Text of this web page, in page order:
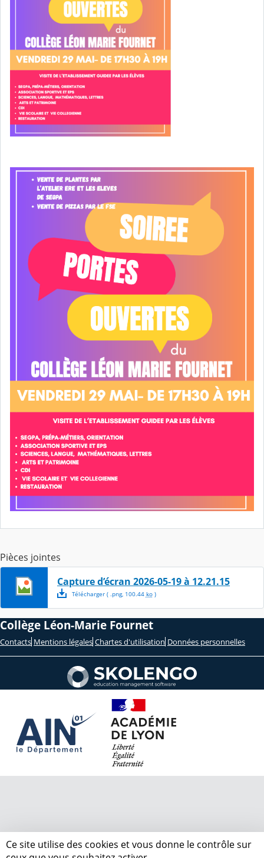
Pièces jointes
Capture d’écran 2026-05-19 à 12.21.15
Télécharger( .png, 100.44 ko)
Collège Léon-Marie Fournet
Contacts Mentions légales Chartes d'utilisation Données personnelles
Ce site utilise des cookies et vous donne le contrôle sur